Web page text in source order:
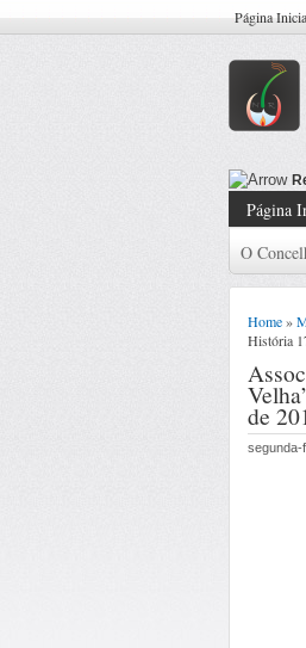
Página
Página
O
Home»
História
de
segunda-